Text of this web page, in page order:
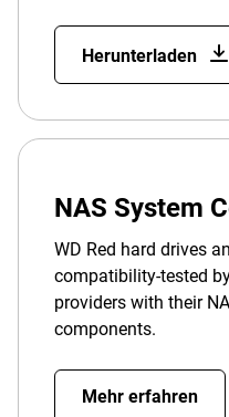
Herunterladen
NAS System
WD Red hard drives
compatibility-tested
providers with their
components.
Mehr erfahren